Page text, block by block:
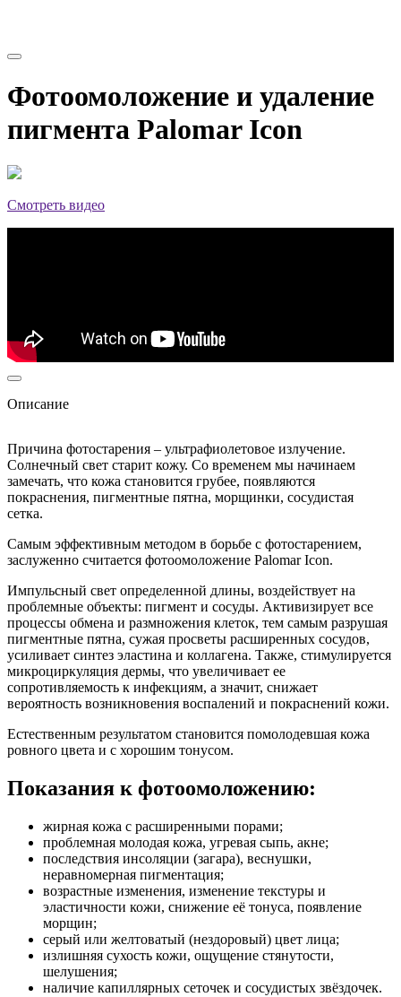
Фотоомоложение и удаление
пигмента Palomar Icon
Смотреть видео
Описание
Причина фотостарения – ультрафиолетовое излучение.
Солнечный свет старит кожу. Со временем мы начинаем
замечать, что кожа становится грубее, появляются
покраснения, пигментные пятна, морщинки, сосудистая
сетка.
Самым эффективным методом в борьбе с фотостарением,
заслуженно считается фотоомоложение Palomar Icon.
Импульсный свет определенной длины, воздействует на
проблемные объекты: пигмент и сосуды. Активизирует все
процессы обмена и размножения клеток, тем самым разрушая
пигментные пятна, сужая просветы расширенных сосудов,
усиливает синтез эластина и коллагена. Также, стимулируется
микроциркуляция дермы, что увеличивает ее
сопротивляемость к инфекциям, а значит, снижает
вероятность возникновения воспалений и покраснений кожи.
Естественным результатом становится помолодевшая кожа
ровного цвета и с хорошим тонусом.
Показания к фотоомоложению:
жирная кожа с расширенными порами;
проблемная молодая кожа, угревая сыпь, акне;
последствия инсоляции (загара), веснушки,
неравномерная пигментация;
возрастные изменения, изменение текстуры и
эластичности кожи, снижение её тонуса, появление
морщин;
серый или желтоватый (нездоровый) цвет лица;
излишняя сухость кожи, ощущение стянутости,
шелушения;
наличие капиллярных сеточек и сосудистых звёздочек.